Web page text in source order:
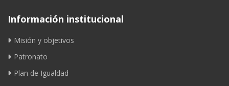
Información institucional
Misión y objetivos
Patronato
Plan de Igualdad